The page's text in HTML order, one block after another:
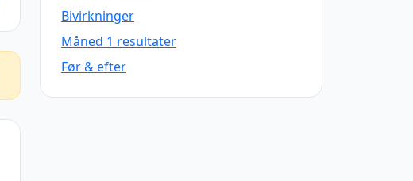
Bivirkninger
Måned 1 resultater
Før & efter